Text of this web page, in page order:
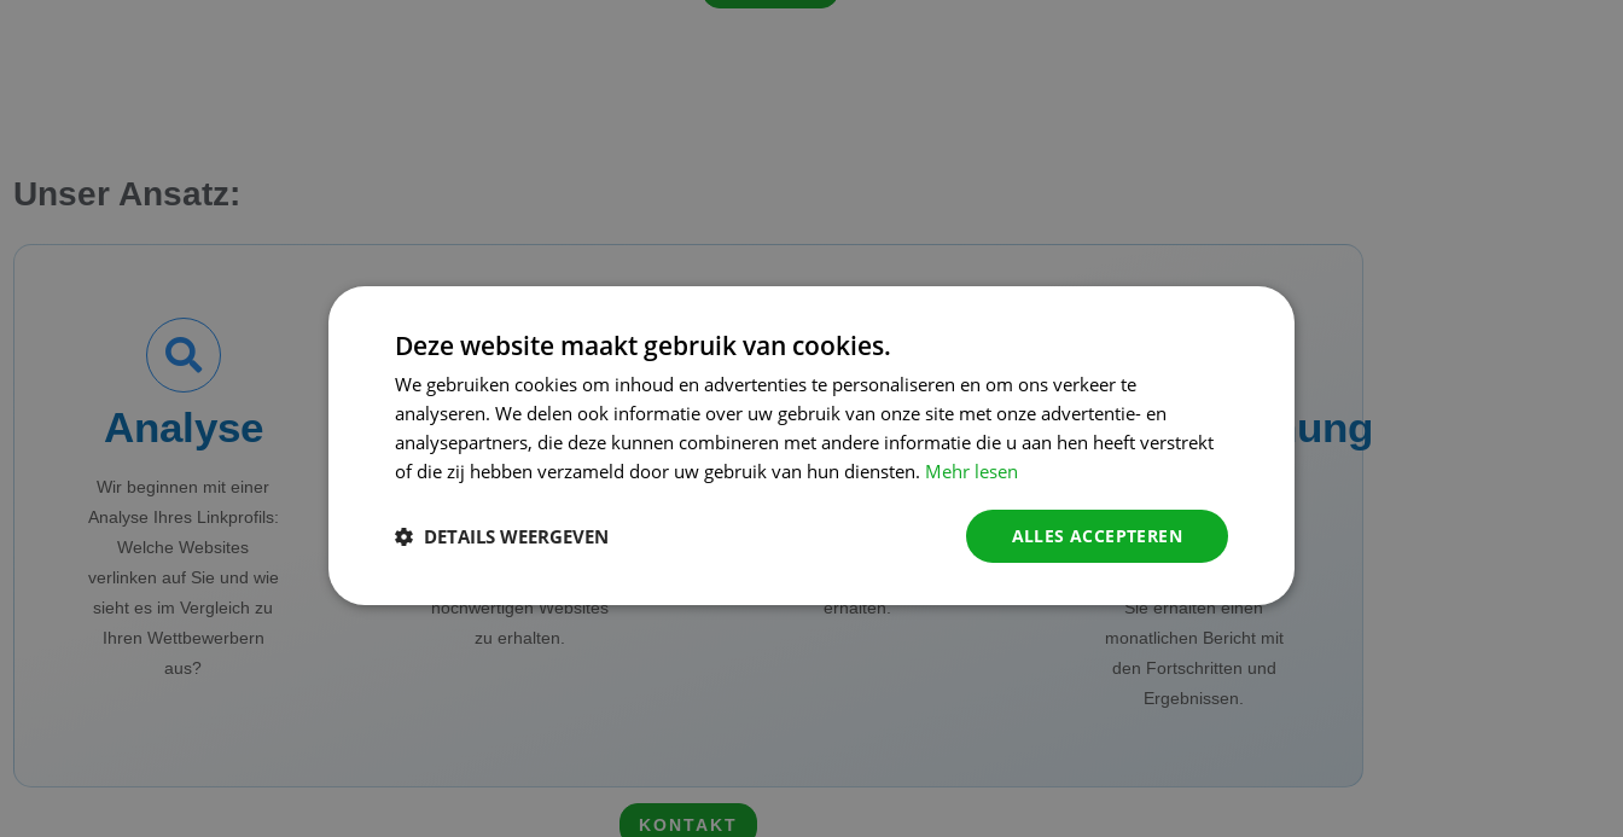
Unser Ansatz:
Analyse
Wir beginnen mit einer
Analyse Ihres Linkprofils:
Welche Websites
verlinken auf Sie und wie
sieht es im Vergleich zu
Ihren Wettbewerbern
aus?
Strategie
Auf der Grundlage der
eine Strategie, um
hochwertigen Websites
zu erhalten.
Aufsuchen
erhalten.
Überwachung
Linkprofil kontinuierlich
und passen unsere
Sie erhalten einen
monatlichen Bericht mit
den Fortschritten und
Ergebnissen.
KONTAKT
Deze website maakt gebruik van cookies.
We gebruiken cookies om inhoud en advertenties te personaliseren en om ons verkeer te
analyseren. We delen ook informatie over uw gebruik van onze site met onze advertentie- en
analysepartners, die deze kunnen combineren met andere informatie die u aan hen heeft verstrekt
of die zij hebben verzameld door uw gebruik van hun diensten. Mehr lesen
ALLES ACCEPTEREN
DETAILS WEERGEVEN